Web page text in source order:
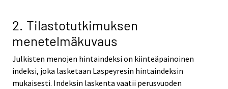
2. Tilastotutkimuksen
menetelmäkuvaus
Julkisten menojen hintaindeksi on kiinteäpainoinen
indeksi, joka lasketaan Laspeyresin hintaindeksin
mukaisesti. Indeksin laskenta vaatii perusvuoden